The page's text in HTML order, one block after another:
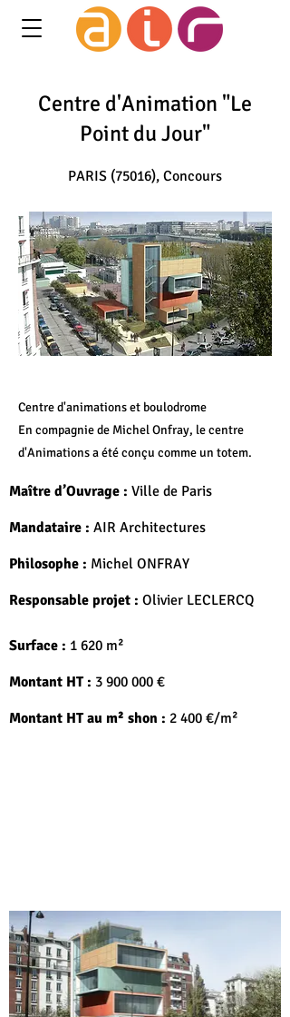
Centre d'Animation "Le
Point du Jour"
PARIS (75016), Concours
Centre d'animations et boulodrome
En compagnie de Michel Onfray, le centre
d'Animations a été conçu comme un totem.
Maître d’Ouvrage : Ville de Paris
Mandataire : AIR Architectures
Philosophe : Michel ONFRAY
Responsable projet : Olivier LECLERCQ
Surface : 1 620 m²
Montant HT : 3 900 000 €
Montant HT au m² shon : 2 400 €/m²